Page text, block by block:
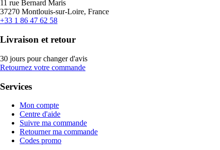
11 rue Bernard Maris
37270 Montlouis-sur-Loire, France
+33 1 86 47 62 58
Livraison et retour
30 jours pour changer d'avis
Retournez votre commande
Services
Mon compte
Centre d'aide
Suivre ma commande
Retourner ma commande
Codes promo